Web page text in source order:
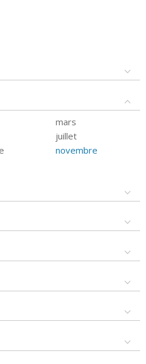
mars
juillet
novembre